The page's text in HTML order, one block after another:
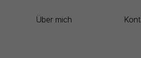
Über mich